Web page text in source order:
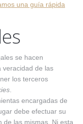
una guía rápida
se hacen
veracidad de las
los terceros
encargadas de
debe efectuar su
de las mismas. Ni esta